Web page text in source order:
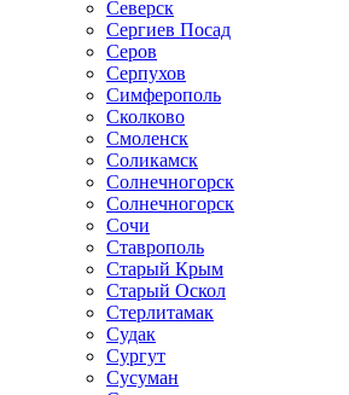
Северск
Сергиев Посад
Серов
Серпухов
Симферополь
Сколково
Смоленск
Соликамск
Солнечногорск
Солнечногорск
Сочи
Ставрополь
Старый Крым
Старый Оскол
Стерлитамак
Судак
Сургут
Сусуман